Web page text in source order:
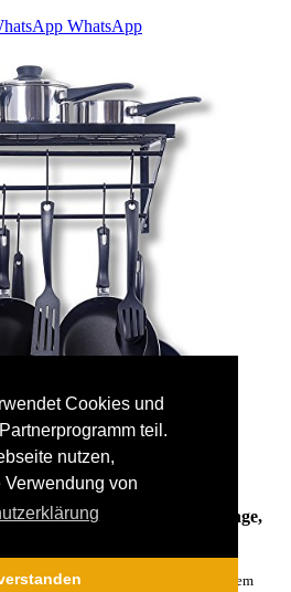
Cookies und
teil.
nutzen,
von
WhatsApp
und Pfannenhalter, Herdablage,
zzgl. Versandkosten von Amazon.de / dem